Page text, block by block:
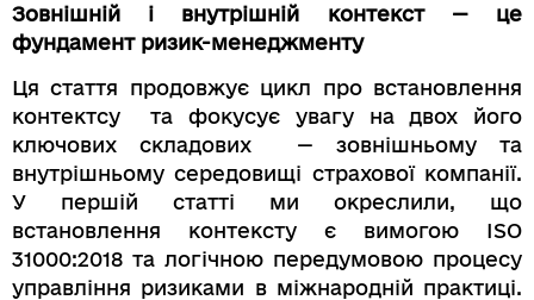
Зовнішній і внутрішній контекст — це
фундамент ризик-менеджменту
Ця стаття продовжує цикл про встановлення
контектсу та фокусує увагу на двох його
ключових складових — зовнішньому та
внутрішньому середовищі страхової компанії.
У першій статті ми окреслили, що
встановлення контексту є вимогою ISO
31000:2018 та логічною передумовою процесу
управління ризиками в міжнародній практиці.